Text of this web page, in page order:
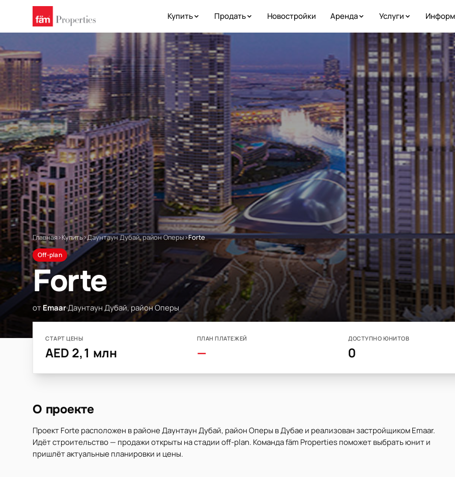
Купить Продать Новостройки Аренда Услуги
Главная›Купить›Даунтаун Дубай, район Оперы›Forte
Off-plan
Forte
отEmaar·Даунтаун Дубай, район Оперы
СТАРТ ЦЕНЫ
AED 2,1 млн
ПЛАН ПЛАТЕЖЕЙ
—
ДОСТУПНО ЮНИТОВ
0
О проекте
Проект Forte расположен в районе Даунтаун Дубай, район Оперы в Дубае и реализован застройщиком Emaar.
Идёт строительство — продажи открыты на стадии off-plan. Команда fäm Properties поможет выбрать юнит и
пришлёт актуальные планировки и цены.